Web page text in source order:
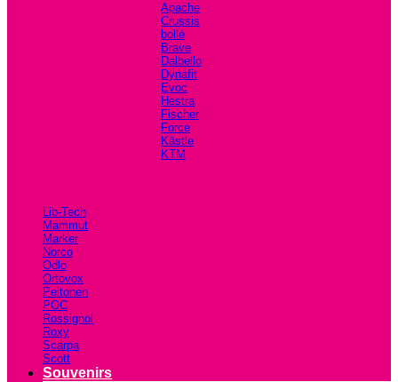
Apache
Crussis
bollé
Brave
Dalbello
Dynafit
Evoc
Hestra
Fischer
Force
Kästle
KTM
Lib-Tech
Mammut
Marker
Norco
Odlo
Ortovox
Peltonen
POC
Rossignol
Roxy
Scarpa
Scott
Souvenirs